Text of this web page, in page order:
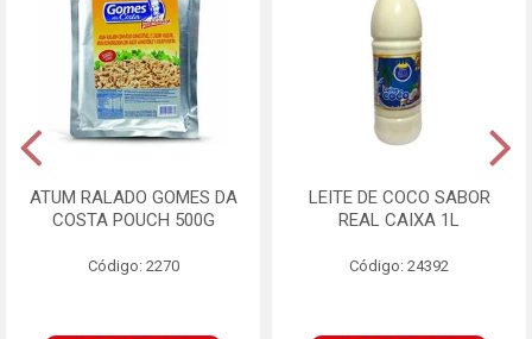
ATUM RALADO GOMES DA
COSTA POUCH 500G
Código: 2270
LEITE DE COCO SABOR
REAL CAIXA 1L
Código: 24392